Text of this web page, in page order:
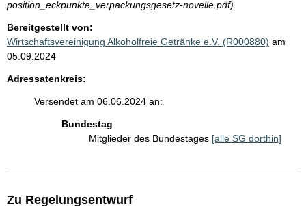
position_eckpunkte_verpackungsgesetz-novelle.pdf).
Bereitgestellt von:
Wirtschaftsvereinigung Alkoholfreie Getränke e.V. (R000880) am
05.09.2024
Adressatenkreis:
Versendet am 06.06.2024 an:
Bundestag
Mitglieder des Bundestages [alle SG dorthin]
Zu Regelungsentwurf